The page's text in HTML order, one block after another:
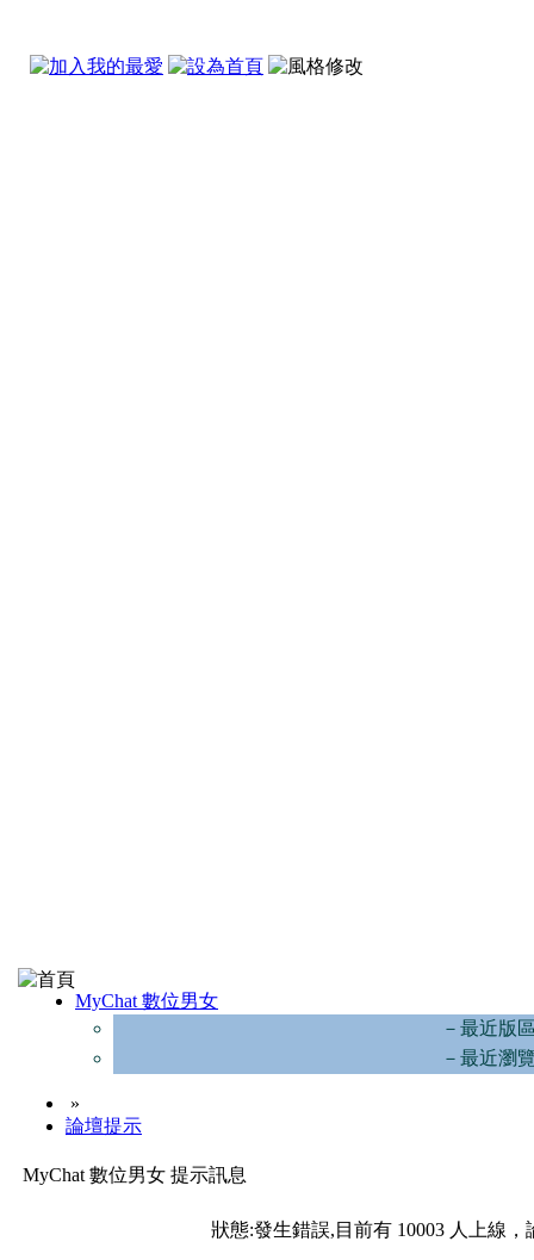
MyChat 數位男女
－最近版
－最近瀏
»
論壇提示
MyChat 數位男女 提示訊息
狀態:發生錯誤,目前有 10003 人上線